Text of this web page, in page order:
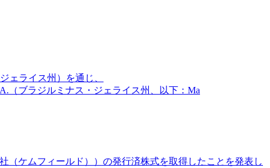
ェライス州）を通じ、
（ブラジルミナス・ジェライス州、以下：Ma
（ケムフィールド））の発行済株式を取得したことを発表し